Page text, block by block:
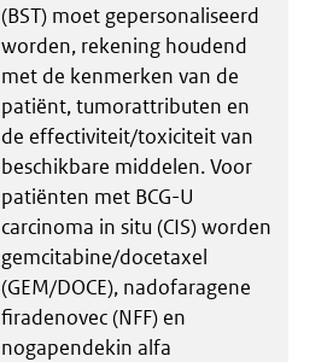
(BST) moet gepersonaliseerd
worden, rekening houdend
met de kenmerken van de
patiënt, tumorattributen en
de effectiviteit/toxiciteit van
beschikbare middelen. Voor
patiënten met BCG-U
carcinoma in situ (CIS) worden
gemcitabine/docetaxel
(GEM/DOCE), nadofaragene
firadenovec (NFF) en
nogapendekin alfa